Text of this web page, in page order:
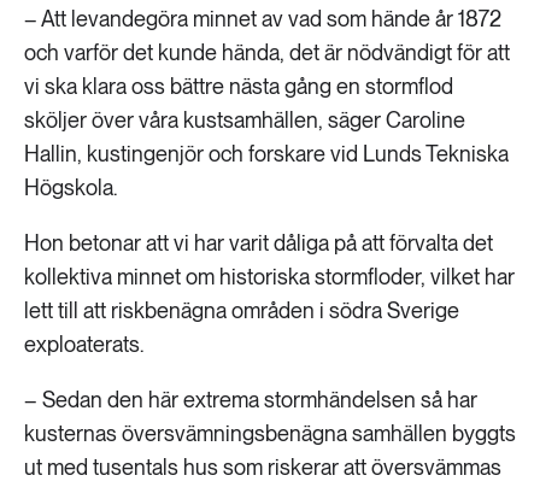
– Att levandegöra minnet av vad som hände år 1872
och varför det kunde hända, det är nödvändigt för att
vi ska klara oss bättre nästa gång en stormflod
sköljer över våra kustsamhällen, säger Caroline
Hallin, kustingenjör och forskare vid Lunds Tekniska
Högskola.
Hon betonar att vi har varit dåliga på att förvalta det
kollektiva minnet om historiska stormfloder, vilket har
lett till att riskbenägna områden i södra Sverige
exploaterats.
– Sedan den här extrema stormhändelsen så har
kusternas översvämningsbenägna samhällen byggts
ut med tusentals hus som riskerar att översvämmas